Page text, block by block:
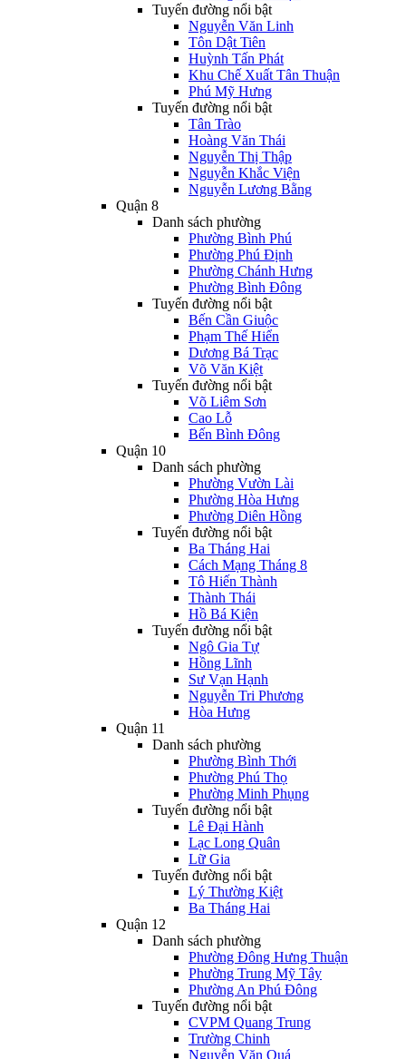
Tuyến đường nổi bật
Nguyễn Văn Linh
Tôn Dật Tiên
Huỳnh Tấn Phát
Khu Chế Xuất Tân Thuận
Phú Mỹ Hưng
Tuyến đường nổi bật
Tân Trào
Hoàng Văn Thái
Nguyễn Thị Thập
Nguyễn Khắc Viện
Nguyễn Lương Bằng
Quận 8
Danh sách phường
Phường Bình Phú
Phường Phú Định
Phường Chánh Hưng
Phường Bình Đông
Tuyến đường nổi bật
Bến Cần Giuộc
Phạm Thế Hiển
Dương Bá Trạc
Võ Văn Kiệt
Tuyến đường nổi bật
Võ Liêm Sơn
Cao Lỗ
Bến Bình Đông
Quận 10
Danh sách phường
Phường Vườn Lài
Phường Hòa Hưng
Phường Diên Hồng
Tuyến đường nổi bật
Ba Tháng Hai
Cách Mạng Tháng 8
Tô Hiến Thành
Thành Thái
Hồ Bá Kiện
Tuyến đường nổi bật
Ngô Gia Tự
Hồng Lĩnh
Sư Vạn Hạnh
Nguyễn Tri Phương
Hòa Hưng
Quận 11
Danh sách phường
Phường Bình Thới
Phường Phú Thọ
Phường Minh Phụng
Tuyến đường nổi bật
Lê Đại Hành
Lạc Long Quân
Lữ Gia
Tuyến đường nổi bật
Lý Thường Kiệt
Ba Tháng Hai
Quận 12
Danh sách phường
Phường Đông Hưng Thuận
Phường Trung Mỹ Tây
Phường An Phú Đông
Tuyến đường nổi bật
CVPM Quang Trung
Trường Chinh
Nguyễn Văn Quá